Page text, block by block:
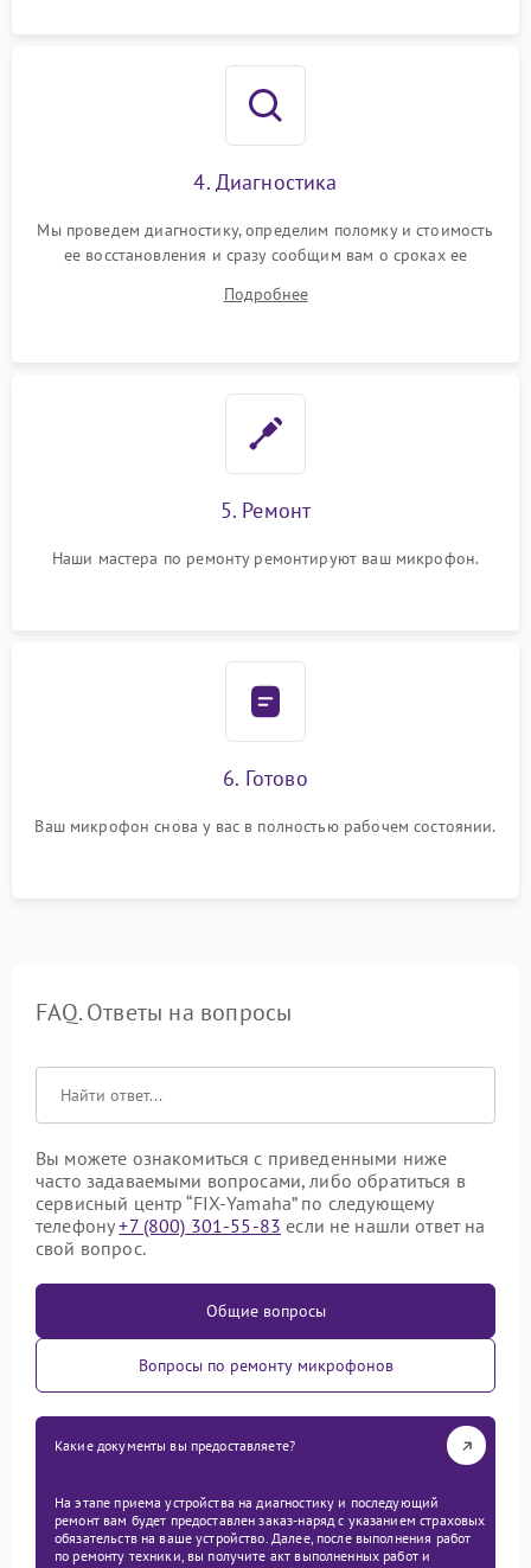
4. Диагностика
Мы проведем диагностику, определим поломку и стоимость
ее восстановления и сразу сообщим вам о сроках ее
Подробнее
5. Ремонт
Наши мастера по ремонту ремонтируют ваш микрофон.
6. Готово
Ваш микрофон снова у вас в полностью рабочем состоянии.
FAQ. Ответы на вопросы
Вы можете ознакомиться с приведенными ниже
часто задаваемыми вопросами, либо обратиться в
сервисный центр “FIX-Yamaha” по следующему
телефону+7 (800) 301-55-83 если не нашли ответ на
свой вопрос.
Общие вопросы
Вопросы по ремонту микрофонов
Какие документы вы предоставляете?
На этапе приема устройства на диагностику и последующий
ремонт вам будет предоставлен заказ-наряд с указанием страховых
обязательств на ваше устройство. Далее, после выполнения работ
по ремонту техники, вы получите акт выполненных работ и